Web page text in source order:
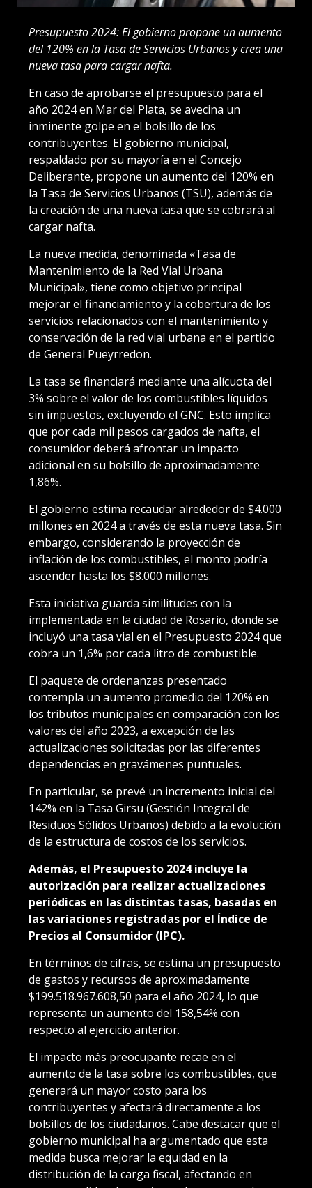
Presupuesto 2024: El gobierno propone un aumento
del 120% en la Tasa de Servicios Urbanos y crea una
nueva tasa para cargar nafta.
En caso de aprobarse el presupuesto para el
año 2024 en Mar del Plata, se avecina un
inminente golpe en el bolsillo de los
contribuyentes. El gobierno municipal,
respaldado por su mayoría en el Concejo
Deliberante, propone un aumento del 120% en
la Tasa de Servicios Urbanos (TSU), además de
la creación de una nueva tasa que se cobrará al
cargar nafta.
La nueva medida, denominada «Tasa de
Mantenimiento de la Red Vial Urbana
Municipal», tiene como objetivo principal
mejorar el financiamiento y la cobertura de los
servicios relacionados con el mantenimiento y
conservación de la red vial urbana en el partido
de General Pueyrredon.
La tasa se financiará mediante una alícuota del
3% sobre el valor de los combustibles líquidos
sin impuestos, excluyendo el GNC. Esto implica
que por cada mil pesos cargados de nafta, el
consumidor deberá afrontar un impacto
adicional en su bolsillo de aproximadamente
1,86%.
El gobierno estima recaudar alrededor de $4.000
millones en 2024 a través de esta nueva tasa. Sin
embargo, considerando la proyección de
inflación de los combustibles, el monto podría
ascender hasta los $8.000 millones.
Esta iniciativa guarda similitudes con la
implementada en la ciudad de Rosario, donde se
incluyó una tasa vial en el Presupuesto 2024 que
cobra un 1,6% por cada litro de combustible.
El paquete de ordenanzas presentado
contempla un aumento promedio del 120% en
los tributos municipales en comparación con los
valores del año 2023, a excepción de las
actualizaciones solicitadas por las diferentes
dependencias en gravámenes puntuales.
En particular, se prevé un incremento inicial del
142% en la Tasa Girsu (Gestión Integral de
Residuos Sólidos Urbanos) debido a la evolución
de la estructura de costos de los servicios.
Además, el Presupuesto 2024 incluye la
autorización para realizar actualizaciones
periódicas en las distintas tasas, basadas en
las variaciones registradas por el Índice de
Precios al Consumidor (IPC).
En términos de cifras, se estima un presupuesto
de gastos y recursos de aproximadamente
$199.518.967.608,50 para el año 2024, lo que
representa un aumento del 158,54% con
respecto al ejercicio anterior.
El impacto más preocupante recae en el
aumento de la tasa sobre los combustibles, que
generará un mayor costo para los
contribuyentes y afectará directamente a los
bolsillos de los ciudadanos. Cabe destacar que el
gobierno municipal ha argumentado que esta
medida busca mejorar la equidad en la
distribución de la carga fiscal, afectando en